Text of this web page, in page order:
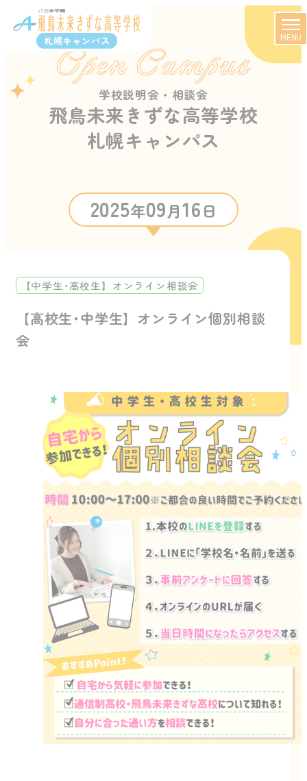
札幌キャンパス MENU
Open Campus
学校説明会・相談会
飛鳥未来きずな高等学校
札幌キャンパス
2025年09月16日
【高校生･中学生】オンライン個別相談
会
【中学生･高校生】オンライン相談会